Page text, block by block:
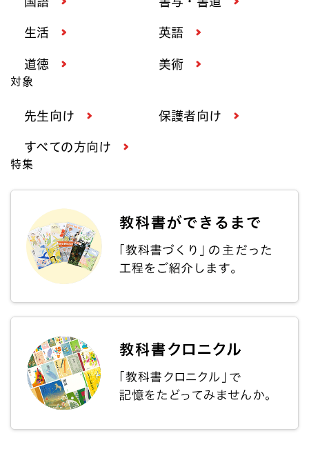
生活 英語
道徳 美術
対象
先生向け 保護者向け
すべての方向け
特集